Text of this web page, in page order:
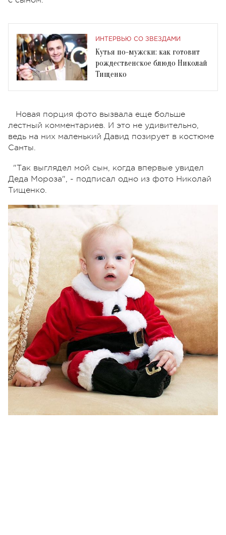
ИНТЕРВЬЮ СО ЗВЕЗДАМИ
Кутья по-мужски: как готовит
рождественское блюдо Николай
Тищенко
Новая порция фото вызвала еще больше
лестный комментариев. И это не удивительно,
ведь на них маленький Давид позирует в костюме
Санты.
"Так выглядел мой сын, когда впервые увидел
Деда Мороза", - подписал одно из фото Николай
Тищенко.